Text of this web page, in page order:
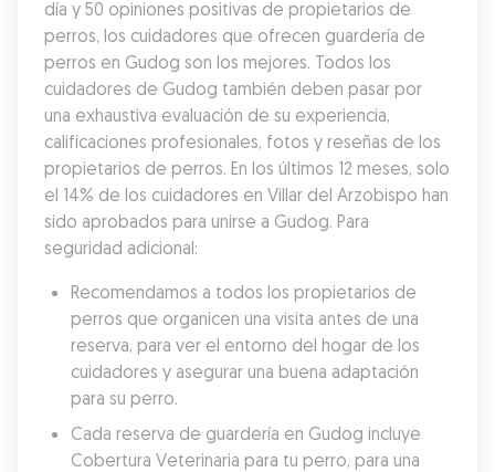
día y 50 opiniones positivas de propietarios de
perros, los cuidadores que ofrecen guardería de
perros en Gudog son los mejores. Todos los
cuidadores de Gudog también deben pasar por
una exhaustiva evaluación de su experiencia,
calificaciones profesionales, fotos y reseñas de los
propietarios de perros. En los últimos 12 meses, solo
el 14% de los cuidadores en Villar del Arzobispo han
sido aprobados para unirse a Gudog. Para
seguridad adicional:
Recomendamos a todos los propietarios de
perros que organicen una visita antes de una
reserva, para ver el entorno del hogar de los
cuidadores y asegurar una buena adaptación
para su perro.
Cada reserva de guardería en Gudog incluye
Cobertura Veterinaria para tu perro, para una